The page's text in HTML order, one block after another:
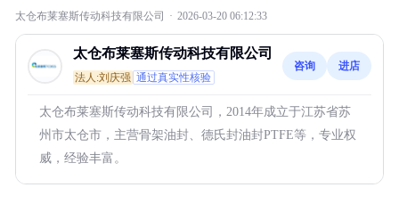
太仓布莱塞斯传动科技有限公司 · 2026-03-20 06:12:33
太仓布莱塞斯传动科技有限公司
法人:刘庆强 通过真实性核验
咨询 进店
太仓布莱塞斯传动科技有限公司，2014年成立于江苏省苏
州市太仓市，主营骨架油封、德氏封油封PTFE等，专业权
威，经验丰富。